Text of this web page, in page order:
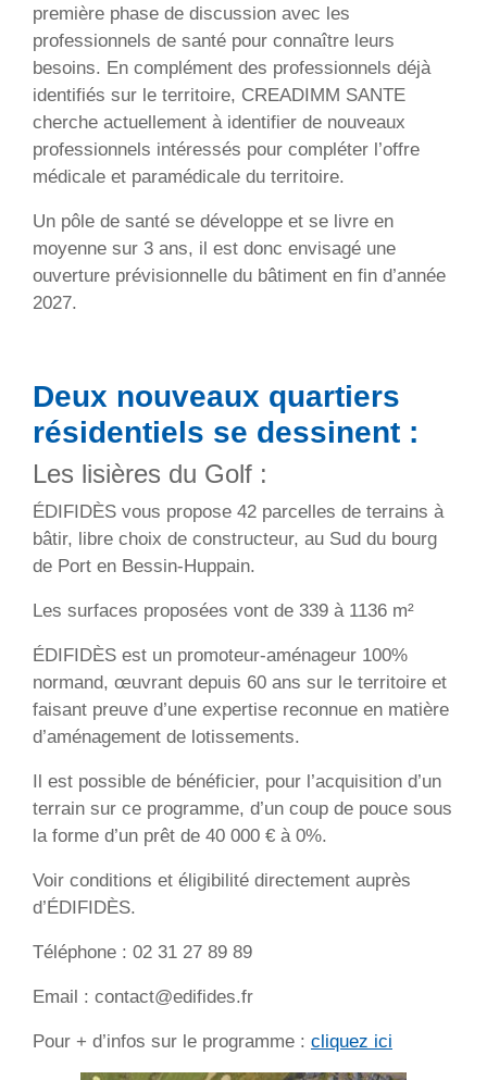
première phase de discussion avec les
professionnels de santé pour connaître leurs
besoins. En complément des professionnels déjà
identifiés sur le territoire, CREADIMM SANTE
cherche actuellement à identifier de nouveaux
professionnels intéressés pour compléter l’offre
médicale et paramédicale du territoire.
Un pôle de santé se développe et se livre en
moyenne sur 3 ans, il est donc envisagé une
ouverture prévisionnelle du bâtiment en fin d’année
2027.
Deux nouveaux quartiers
résidentiels se dessinent :
Les lisières du Golf :
ÉDIFIDÈS vous propose 42 parcelles de terrains à
bâtir, libre choix de constructeur, au Sud du bourg
de Port en Bessin-Huppain.
Les surfaces proposées vont de 339 à 1136 m²
ÉDIFIDÈS est un promoteur-aménageur 100%
normand, œuvrant depuis 60 ans sur le territoire et
faisant preuve d’une expertise reconnue en matière
d’aménagement de lotissements.
Il est possible de bénéficier, pour l’acquisition d’un
terrain sur ce programme, d’un coup de pouce sous
la forme d’un prêt de 40 000 € à 0%.
Voir conditions et éligibilité directement auprès
d’ÉDIFIDÈS.
Téléphone : 02 31 27 89 89
Email : contact@edifides.fr
Pour + d’infos sur le programme : cliquez ici